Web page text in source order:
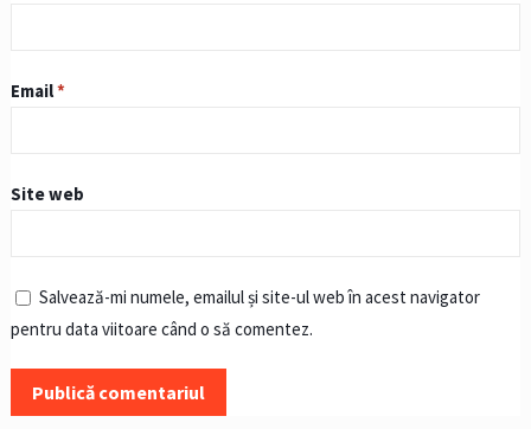
Email*
Site web
Salvează-mi numele, emailul și site-ul web în acest navigator
pentru data viitoare când o să comentez.